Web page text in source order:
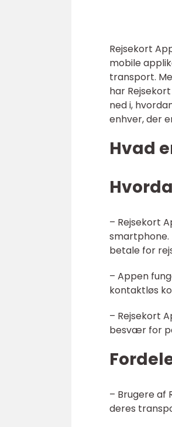
Rejsekort
mobile
transport.
har
ned i,
enhver, der
Hvad
– Rejsekort
betale for
– Appen
kontaktløs
– Rejsekort
besvær for
– Brugere af
deres